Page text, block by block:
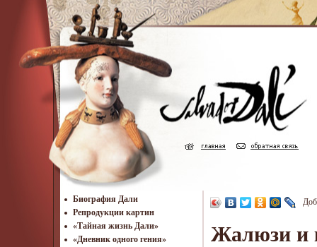
Биография Дали
Репродукции картин
«Тайная жизнь Дали»
«Дневник одного гения»
Жалюзи и